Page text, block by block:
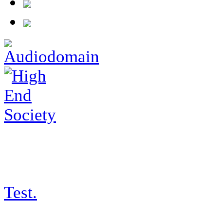
Test.